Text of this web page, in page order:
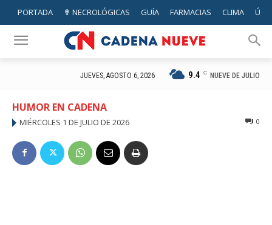
PORTADA ✟ NECROLÓGICAS GUÍA FARMACIAS CLIMA
JUEVES, AGOSTO 6, 2026 9.4 C NUEVE DE JULIO
HUMOR EN CADENA
MIÉRCOLES 1 DE JULIO DE 2026 0